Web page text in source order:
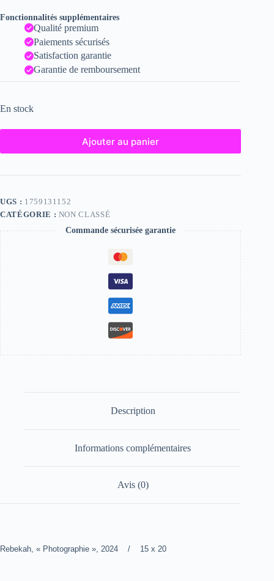
Fonctionnalités supplémentaires
Qualité premium
Paiements sécurisés
Satisfaction garantie
Garantie de remboursement
En stock
Ajouter au panier
UGS : 1759131152
CATÉGORIE : NON CLASSÉ
Commande sécurisée garantie
Description
Informations complémentaires
Avis (0)
Rebekah, « Photographie », 2024 / 15 x 20